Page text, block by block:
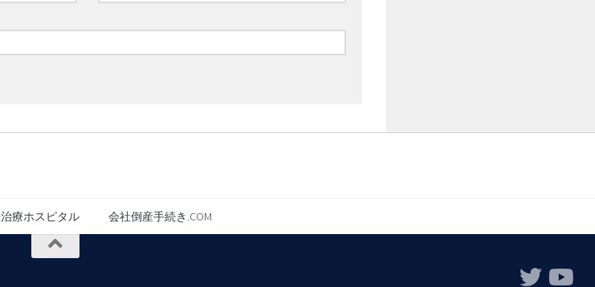
療ホスピタル 会社倒産手続き.COM